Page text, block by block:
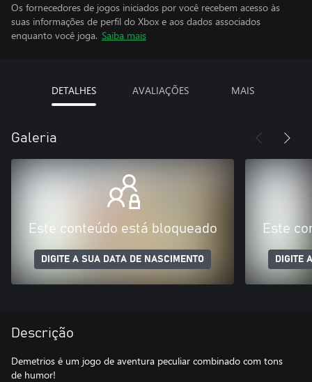
Os fornecedores de jogos iniciados por você recebem acesso às
suas informações de perfil do Xbox e aos dados associados
enquanto você joga. Saiba mais
DETALHES AVALIAÇÕES MAIS
Galeria
Este conteúdo está bloqueado
DIGITE A SUA DATA DE NASCIMENTO
Este
DIGITE
Descrição
Demetrios é um jogo de aventura peculiar combinado com tons
de humor!